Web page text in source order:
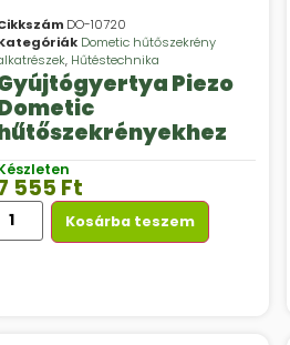
DO-10720
Dometic hűtőszekrény
, Hűtéstechnika
Piezo
555 Ft
Kosárba teszem